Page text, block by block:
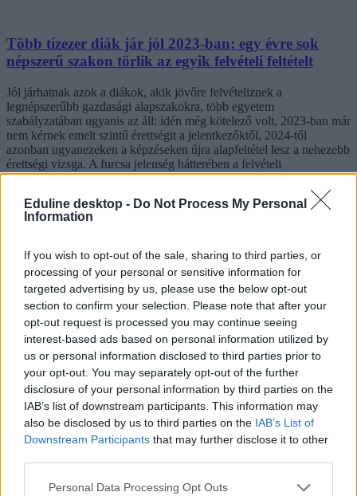
Eduline desktop - Do Not Process My Personal
Information
If you wish to opt-out of the sale, sharing to third parties, or
processing of your personal or sensitive information for
targeted advertising by us, please use the below opt-out
section to confirm your selection. Please note that after your
opt-out request is processed you may continue seeing
interest-based ads based on personal information utilized by
us or personal information disclosed to third parties prior to
your opt-out. You may separately opt-out of the further
disclosure of your personal information by third parties on the
IAB’s list of downstream participants. This information may
also be disclosed by us to third parties on the IAB’s List of
Downstream Participants that may further disclose it to other
Personal Data Processing Opt Outs
Több tízezer diák jár jól 2023-ban: egy évre sok
népszerű szakon törlik az egyik felvételi feltételt
Jól járhatnak azok a diákok, akik jövőre felvételiznek a
legnépszerűbb gazdasági alapszakokra, több egyetem
szabályzatában ugyanis az áll: idén még kötelező volt, 2023-ban már
nem kérnek emelt szintű érettségit a jelentkezőktől, 2024-től
azonban ugyanezeken a képzéseken újra alapfeltétel lesz a nehezebb
érettségi vizsga. A furcsa jelenség hátterében a felvételi
pontszámítási rendszerének átalakítása áll.
Érettségi-felvételi
Szabó Fruzsina
Változnak a felvételi pontszámítási szabályai, itt
vannak a részletek az új követelményekről
Pár hét, és indul a 2023-as egyetemi-főiskolai felvételi szezon. A
pontszámítási szabályok nagy része maradt, de fontos változás, hogy
már nem minden szakon kérnek emelt szintű érettségit a
jelentkezőktől. Összefoglaltuk a legfontosabb infókat.
Érettségi-felvételi
Eduline